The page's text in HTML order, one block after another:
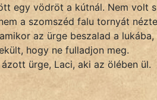
egy vödröt a kútnál. Nem volt
a szomszéd falu tornyát
az ürge beszalad a
hogy ne fulladjon meg.
ürge, Laci, aki az ölében ül.